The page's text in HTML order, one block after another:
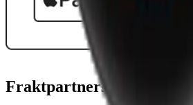
Fraktpartners